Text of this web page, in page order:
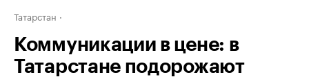
Татарстан
Коммуникации в цене: в
Татарстане подорожают